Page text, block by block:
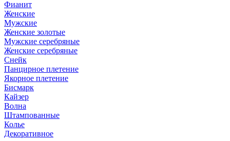
Фианит
Женские
Мужские
Женские золотые
Мужские серебряные
Женские серебряные
Снейк
Панцирное плетение
Якорное плетение
Бисмарк
Кайзер
Волна
Штампованные
Колье
Декоративное